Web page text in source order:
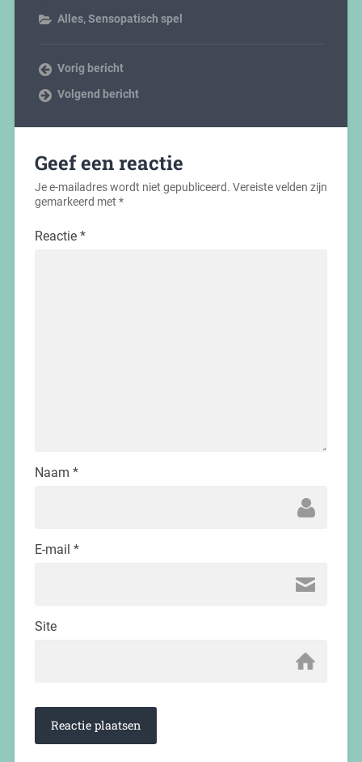
Alles,Sensopatisch spel
Vorig bericht
Volgend bericht
Geef een reactie
Je e-mailadres wordt niet gepubliceerd. Vereiste velden zijn
gemarkeerd met *
Reactie *
Naam *
E-mail *
Site